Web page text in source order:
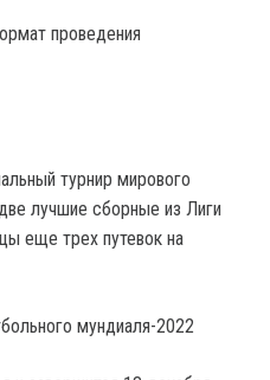
проведения
турнир мирового
лучшие сборные из Лиги
еще трех путевок на
мундиаля-2022